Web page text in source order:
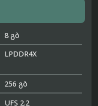
8 გბ
LPDDR4X
256 გბ
UFS 2.2